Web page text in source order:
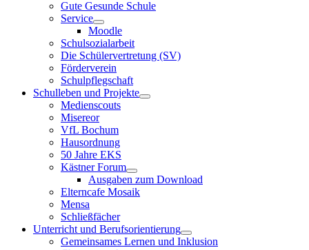
Gute Gesunde Schule
Service
Moodle
Schulsozialarbeit
Die Schülervertretung (SV)
Förderverein
Schulpflegschaft
Schulleben und Projekte
Medienscouts
Misereor
VfL Bochum
Hausordnung
50 Jahre EKS
Kästner Forum
Ausgaben zum Download
Elterncafe Mosaik
Mensa
Schließfächer
Unterricht und Berufsorientierung
Gemeinsames Lernen und Inklusion